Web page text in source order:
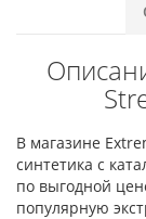
В магазине
синтетика с
по выгодной
популярную